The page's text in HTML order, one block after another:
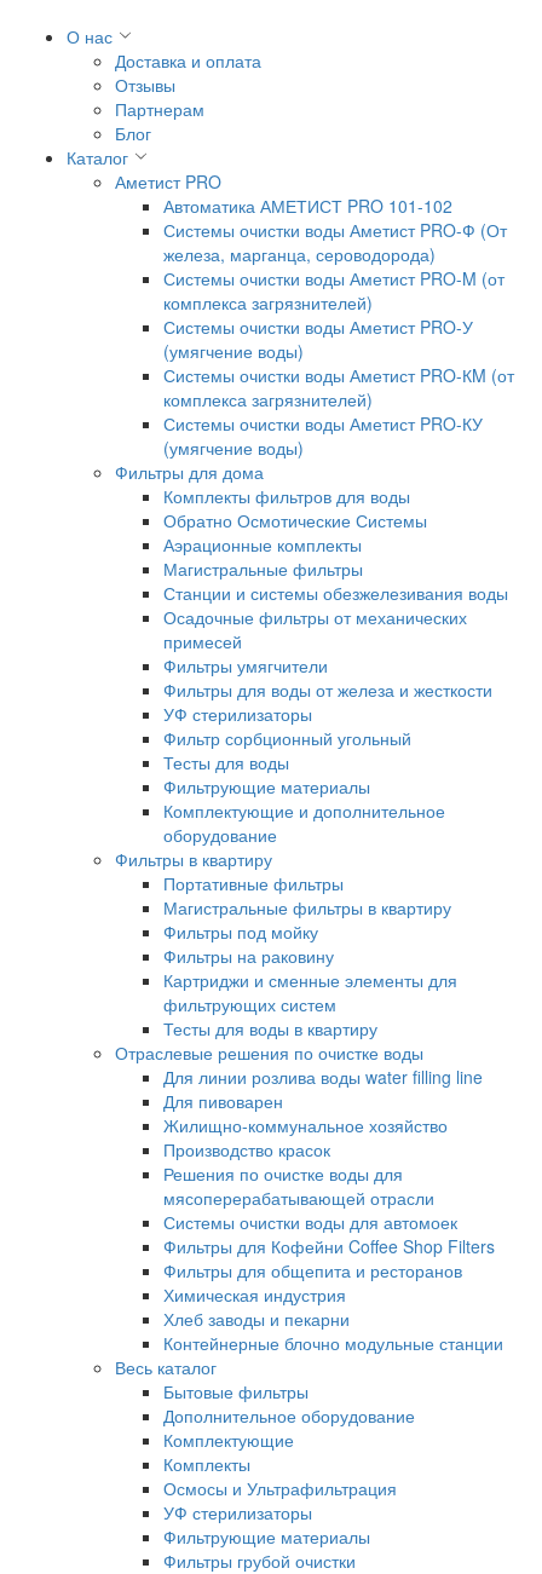
О нас
Доставка и оплата
Отзывы
Партнерам
Блог
Каталог
Аметист PRO
Автоматика АМЕТИСТ PRO 101-102
Системы очистки воды Аметист PRO-Ф (От
железа, марганца, сероводорода)
Системы очистки воды Аметист PRO-M (от
комплекса загрязнителей)
Системы очистки воды Аметист PRO-У
(умягчение воды)
Системы очистки воды Аметист PRO-КM (от
комплекса загрязнителей)
Системы очистки воды Аметист PRO-КУ
(умягчение воды)
Фильтры для дома
Комплекты фильтров для воды
Обратно Осмотические Системы
Аэрационные комплекты
Магистральные фильтры
Станции и системы обезжелезивания воды
Осадочные фильтры от механических
примесей
Фильтры умягчители
Фильтры для воды от железа и жесткости
УФ стерилизаторы
Фильтр сорбционный угольный
Тесты для воды
Фильтрующие материалы
Комплектующие и дополнительное
оборудование
Фильтры в квартиру
Портативные фильтры
Магистральные фильтры в квартиру
Фильтры под мойку
Фильтры на раковину
Картриджи и сменные элементы для
фильтрующих систем
Тесты для воды в квартиру
Отраслевые решения по очистке воды
Для линии розлива воды water filling line
Для пивоварен
Жилищно-коммунальное хозяйство
Производство красок
Решения по очистке воды для
мясоперерабатывающей отрасли
Системы очистки воды для автомоек
Фильтры для Кофейни Coffee Shop Filters
Фильтры для общепита и ресторанов
Химическая индустрия
Хлеб заводы и пекарни
Контейнерные блочно модульные станции
Весь каталог
Бытовые фильтры
Дополнительное оборудование
Комплектующие
Комплекты
Осмосы и Ультрафильтрация
УФ стерилизаторы
Фильтрующие материалы
Фильтры грубой очистки